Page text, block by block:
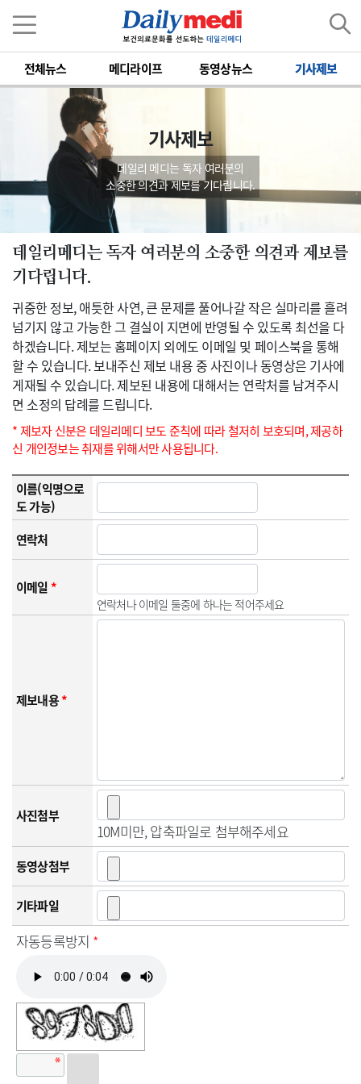
전체뉴스 메디라이프 동영상뉴스 기사제보
기사제보
데일리 메디는 독자 여러분의
소중한 의견과 제보를 기다립니다.
데일리메디는 독자 여러분의 소중한 의견과 제보를
기다립니다.
귀중한 정보, 애틋한 사연, 큰 문제를 풀어나갈 작은 실마리를 흘려
넘기지 않고 가능한 그 결실이 지면에 반영될 수 있도록 최선을 다
하겠습니다. 제보는 홈페이지 외에도 이메일 및 페이스북을 통해
할 수 있습니다. 보내주신 제보 내용 중 사진이나 동영상은 기사에
게재될 수 있습니다. 제보된 내용에 대해서는 연락처를 남겨주시
면 소정의 답례를 드립니다.
* 제보자 신분은 데일리메디 보도 준칙에 따라 철저히 보호되며, 제공하
신 개인정보는 취재를 위해서만 사용됩니다.
이름(익명으로
도 가능)
연락처
이메일*
연락처나 이메일 둘중에 하나는 적어주세요
제보내용*
사진첨부
10M미만, 압축파일로 첨부해주세요
동영상첨부
기타파일
자동등록방지 *